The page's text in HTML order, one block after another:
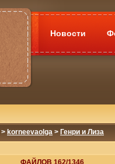
Новости
> korneevaolga > Генри и Лиза
ФАЙЛОВ 162/1346